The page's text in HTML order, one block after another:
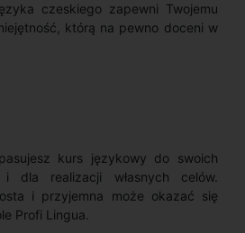
czeskiego zapewni Twojemu
którą na pewno doceni w
kurs językowy do swoich
dla realizacji własnych celów.
i przyjemna może okazać się
Profi Lingua.